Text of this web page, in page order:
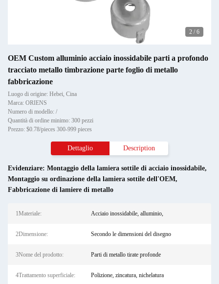
2 / 6
OEM Custom alluminio acciaio inossidabile parti a profondo
tracciato metallo timbrazione parte foglio di metallo
fabbricazione
Luogo di origine: Hebei, Cina
Marca: ORIENS
Numero di modello: /
Quantità di ordine minimo: 300 pezzi
Prezzo: $0.78/pieces 300-999 pieces
Dettaglio Description
Evidenziare: Montaggio della lamiera sottile di acciaio inossidabile,
Montaggio su ordinazione della lamiera sottile dell'OEM,
Fabbricazione di lamiere di metallo
1Materiale: Acciaio inossidabile, alluminio,
2Dimensione: Secondo le dimensioni del disegno
3Nome del prodotto: Parti di metallo tirate profonde
4Trattamento superficiale: Polizione, zincatura, nichelatura